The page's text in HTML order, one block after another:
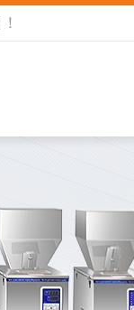
！